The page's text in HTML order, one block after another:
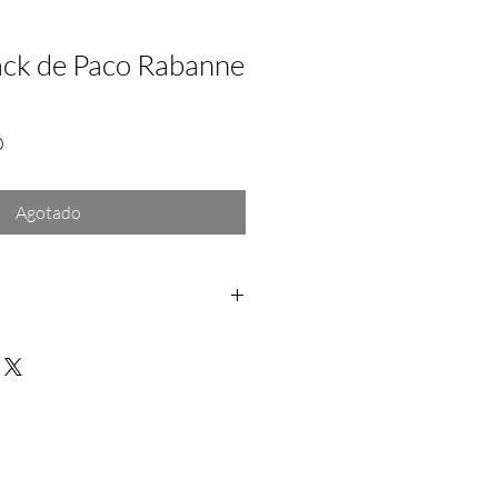
de Paco Rabanne
Precio
oferta
Agotado
Aplica solo para fallas del